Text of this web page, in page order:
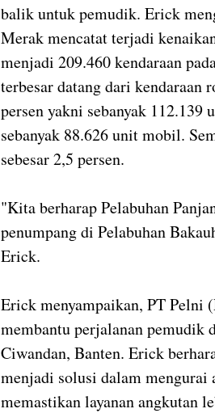
balik untuk pemudik. Erick
Merak mencatat terjadi
menjadi 209.460 kendaraan
terbesar datang dari kendaraan
persen yakni sebanyak
sebanyak 88.626 unit mobil.
sebesar 2,5 persen.
"Kita berharap Pelabuhan
penumpang di Pelabuhan
Erick.
Erick menyampaikan, PT Pelni
membantu perjalanan pemudik
Ciwandan, Banten. Erick
menjadi solusi dalam mengurai
memastikan layanan angkutan